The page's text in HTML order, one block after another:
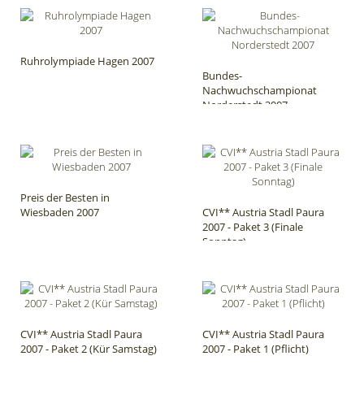
Ruhrolympiade Hagen 2007
Bundes-
Nachwuchschampionat
Norderstedt 2007
Preis der Besten in
Wiesbaden 2007
CVI** Austria Stadl Paura
2007 - Paket 3 (Finale
Sonntag)
CVI** Austria Stadl Paura
2007 - Paket 2 (Kür Samstag)
CVI** Austria Stadl Paura
2007 - Paket 1 (Pflicht)